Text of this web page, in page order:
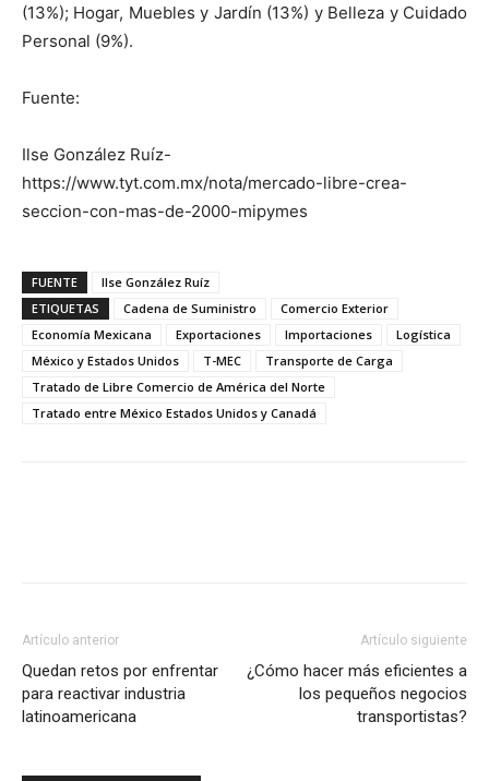
(13%); Hogar, Muebles y Jardín (13%) y Belleza y Cuidado
Personal (9%).
Fuente:
Ilse González Ruíz-
https://www.tyt.com.mx/nota/mercado-libre-crea-
seccion-con-mas-de-2000-mipymes
FUENTE
Ilse González Ruíz
ETIQUETAS
Cadena de Suministro
Comercio Exterior
Economía Mexicana
Exportaciones Importaciones
Logística
México y Estados Unidos
T-MEC
Transporte de Carga
Tratado de Libre Comercio de América del Norte
Tratado entre México Estados Unidos y Canadá
Artículo anterior
Quedan retos por enfrentar
para reactivar industria
latinoamericana
Artículo siguiente
¿Cómo hacer más eficientes a
los pequeños negocios
transportistas?